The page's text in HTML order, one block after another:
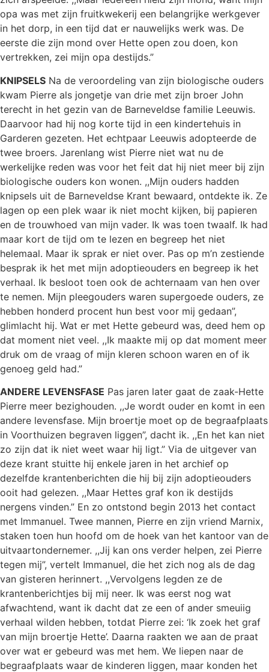
opa was met zijn fruitkwekerij een belangrijke werkgever
in het dorp, in een tijd dat er nauwelijks werk was. De
eerste die zijn mond over Hette open zou doen, kon
vertrekken, zei mijn opa destijds.”
KNIPSELS Na de veroordeling van zijn biologische ouders
kwam Pierre als jongetje van drie met zijn broer John
terecht in het gezin van de Barneveldse familie Leeuwis.
Daarvoor had hij nog korte tijd in een kindertehuis in
Garderen gezeten. Het echtpaar Leeuwis adopteerde de
twee broers. Jarenlang wist Pierre niet wat nu de
werkelijke reden was voor het feit dat hij niet meer bij zijn
biologische ouders kon wonen. ,,Mijn ouders hadden
knipsels uit de Barneveldse Krant bewaard, ontdekte ik. Ze
lagen op een plek waar ik niet mocht kijken, bij papieren
en de trouwhoed van mijn vader. Ik was toen twaalf. Ik had
maar kort de tijd om te lezen en begreep het niet
helemaal. Maar ik sprak er niet over. Pas op m’n zestiende
besprak ik het met mijn adoptieouders en begreep ik het
verhaal. Ik besloot toen ook de achternaam van hen over
te nemen. Mijn pleegouders waren supergoede ouders, ze
hebben honderd procent hun best voor mij gedaan”,
glimlacht hij. Wat er met Hette gebeurd was, deed hem op
dat moment niet veel. ,,Ik maakte mij op dat moment meer
druk om de vraag of mijn kleren schoon waren en of ik
genoeg geld had.”
ANDERE LEVENSFASE Pas jaren later gaat de zaak-Hette
Pierre meer bezighouden. ,,Je wordt ouder en komt in een
andere levensfase. Mijn broertje moet op de begraafplaats
in Voorthuizen begraven liggen”, dacht ik. ,,En het kan niet
zo zijn dat ik niet weet waar hij ligt.” Via de uitgever van
deze krant stuitte hij enkele jaren in het archief op
dezelfde krantenberichten die hij bij zijn adoptieouders
ooit had gelezen. ,,Maar Hettes graf kon ik destijds
nergens vinden.” En zo ontstond begin 2013 het contact
met Immanuel. Twee mannen, Pierre en zijn vriend Marnix,
staken toen hun hoofd om de hoek van het kantoor van de
uitvaartondernemer. ,,Jij kan ons verder helpen, zei Pierre
tegen mij”, vertelt Immanuel, die het zich nog als de dag
van gisteren herinnert. ,,Vervolgens legden ze de
krantenberichtjes bij mij neer. Ik was eerst nog wat
afwachtend, want ik dacht dat ze een of ander smeuiig
verhaal wilden hebben, totdat Pierre zei: ‘Ik zoek het graf
van mijn broertje Hette’. Daarna raakten we aan de praat
over wat er gebeurd was met hem. We liepen naar de
begraafplaats waar de kinderen liggen, maar konden het